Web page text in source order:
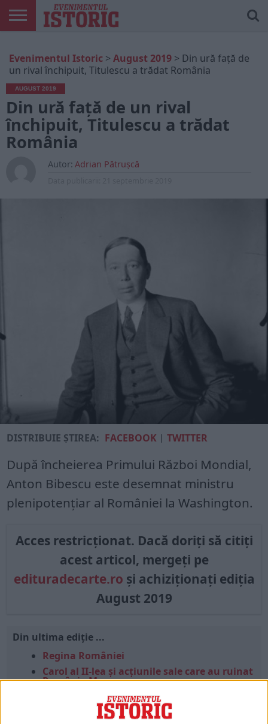
ONLINE
EDIȚII
TIPĂRITE
ISTORIC
PLAY
CONTUL
MEU
Evenimentul Istoric > August 2019 > Din ură față de
un rival închipuit, Titulescu a trădat România
AUGUST 2019
Din ură față de un rival
închipuit, Titulescu a trădat
România
Autor: Adrian Pătrușcă
DISTRIBUIE ȘTIREA: FACEBOOK |TWITTER
După încheierea Primului Război Mondial,
Anton Bibescu este desemnat ministru
plenipotențiar al României la Washington.
Acces restricționat. Dacă doriți să citiți
acest articol, mergeți pe
edituradecarte.ro și achiziționați ediția
August 2019
Din ultima ediție ...
Regina României
Carol al II-lea și acțiunile sale care au ruinat
România Mare
Afaceri oneroase care au marcat România
modernă: Strousberg și Hallier